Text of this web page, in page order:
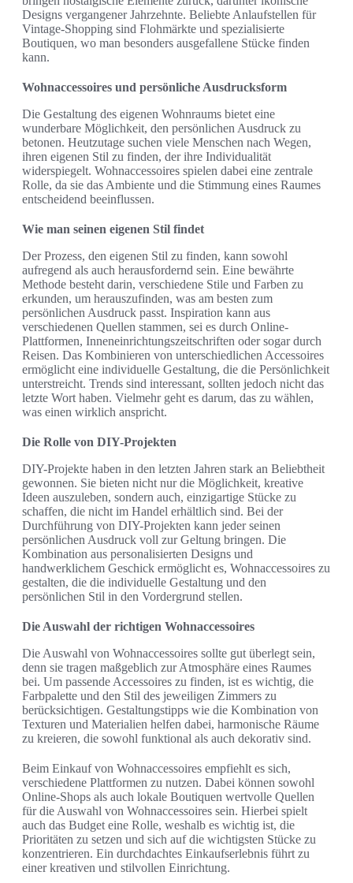
Designs vergangener Jahrzehnte. Beliebte Anlaufstellen für
Vintage-Shopping sind Flohmärkte und spezialisierte
Boutiquen, wo man besonders ausgefallene Stücke finden
kann.
Wohnaccessoires und persönliche Ausdrucksform
Die Gestaltung des eigenen Wohnraums bietet eine
wunderbare Möglichkeit, den persönlichen Ausdruck zu
betonen. Heutzutage suchen viele Menschen nach Wegen,
ihren eigenen Stil zu finden, der ihre Individualität
widerspiegelt. Wohnaccessoires spielen dabei eine zentrale
Rolle, da sie das Ambiente und die Stimmung eines Raumes
entscheidend beeinflussen.
Wie man seinen eigenen Stil findet
Der Prozess, den eigenen Stil zu finden, kann sowohl
aufregend als auch herausfordernd sein. Eine bewährte
Methode besteht darin, verschiedene Stile und Farben zu
erkunden, um herauszufinden, was am besten zum
persönlichen Ausdruck passt. Inspiration kann aus
verschiedenen Quellen stammen, sei es durch Online-
Plattformen, Inneneinrichtungszeitschriften oder sogar durch
Reisen. Das Kombinieren von unterschiedlichen Accessoires
ermöglicht eine individuelle Gestaltung, die die Persönlichkeit
unterstreicht. Trends sind interessant, sollten jedoch nicht das
letzte Wort haben. Vielmehr geht es darum, das zu wählen,
was einen wirklich anspricht.
Die Rolle von DIY-Projekten
DIY-Projekte haben in den letzten Jahren stark an Beliebtheit
gewonnen. Sie bieten nicht nur die Möglichkeit, kreative
Ideen auszuleben, sondern auch, einzigartige Stücke zu
schaffen, die nicht im Handel erhältlich sind. Bei der
Durchführung von DIY-Projekten kann jeder seinen
persönlichen Ausdruck voll zur Geltung bringen. Die
Kombination aus personalisierten Designs und
handwerklichem Geschick ermöglicht es, Wohnaccessoires zu
gestalten, die die individuelle Gestaltung und den
persönlichen Stil in den Vordergrund stellen.
Die Auswahl der richtigen Wohnaccessoires
Die Auswahl von Wohnaccessoires sollte gut überlegt sein,
denn sie tragen maßgeblich zur Atmosphäre eines Raumes
bei. Um passende Accessoires zu finden, ist es wichtig, die
Farbpalette und den Stil des jeweiligen Zimmers zu
berücksichtigen. Gestaltungstipps wie die Kombination von
Texturen und Materialien helfen dabei, harmonische Räume
zu kreieren, die sowohl funktional als auch dekorativ sind.
Beim Einkauf von Wohnaccessoires empfiehlt es sich,
verschiedene Plattformen zu nutzen. Dabei können sowohl
Online-Shops als auch lokale Boutiquen wertvolle Quellen
für die Auswahl von Wohnaccessoires sein. Hierbei spielt
auch das Budget eine Rolle, weshalb es wichtig ist, die
Prioritäten zu setzen und sich auf die wichtigsten Stücke zu
konzentrieren. Ein durchdachtes Einkaufserlebnis führt zu
einer kreativen und stilvollen Einrichtung.